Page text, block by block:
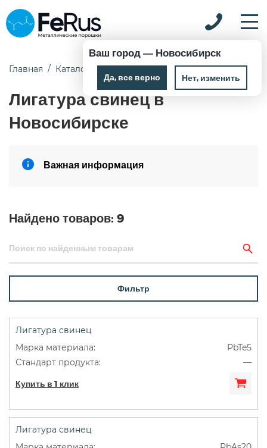
Ваш город — Новосибирск
Да, все верно Нет, изменить
Главная Каталог Лигатура Лигатура свинец
Лигатура свинец в
Новосибирске
Важная информация
Найдено товаров: 9
Фильтр
Лигатура свинец
PbTe5
—
Купить в 1 клик
Лигатура свинец